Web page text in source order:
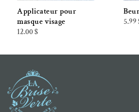
Applicateur pour
masque visage
12.00$
5.99